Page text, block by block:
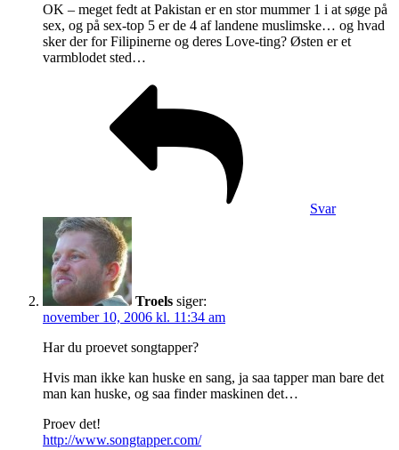
OK – meget fedt at Pakistan er en stor mummer 1 i at søge på
sex, og på sex-top 5 er de 4 af landene muslimske… og hvad
sker der for Filipinerne og deres Love-ting? Østen er et
varmblodet sted…
Svar
Troels siger:
november 10, 2006 kl. 11:34 am
Har du proevet songtapper?
Hvis man ikke kan huske en sang, ja saa tapper man bare det
man kan huske, og saa finder maskinen det…
Proev det!
http://www.songtapper.com/